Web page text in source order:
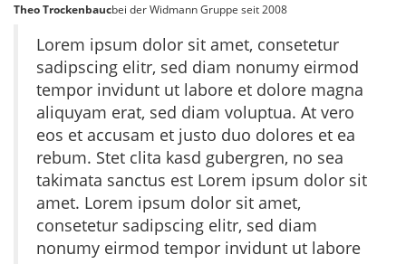
Theo Trockenbaucbei der Widmann Gruppe seit 2008
Lorem ipsum dolor sit amet, consetetur
sadipscing elitr, sed diam nonumy eirmod
tempor invidunt ut labore et dolore magna
aliquyam erat, sed diam voluptua. At vero
eos et accusam et justo duo dolores et ea
rebum. Stet clita kasd gubergren, no sea
takimata sanctus est Lorem ipsum dolor sit
amet. Lorem ipsum dolor sit amet,
consetetur sadipscing elitr, sed diam
nonumy eirmod tempor invidunt ut labore